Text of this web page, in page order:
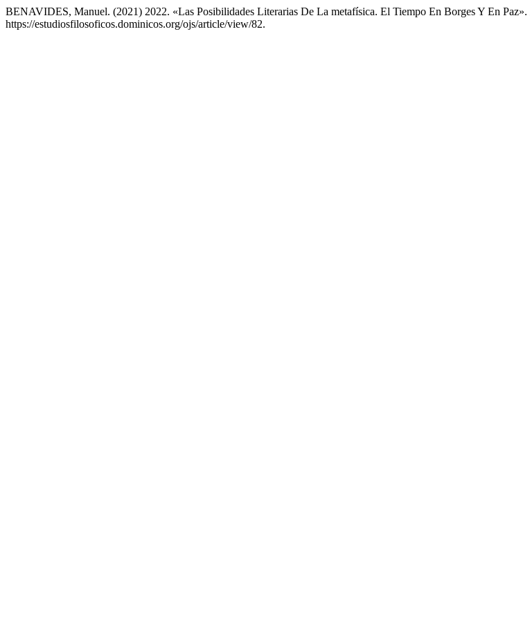
BENAVIDES, Manuel. (2021) 2022. «Las Posibilidades Literarias De La metafísica. El Tiempo En Borges Y En Paz».
https://estudiosfilosoficos.dominicos.org/ojs/article/view/82.